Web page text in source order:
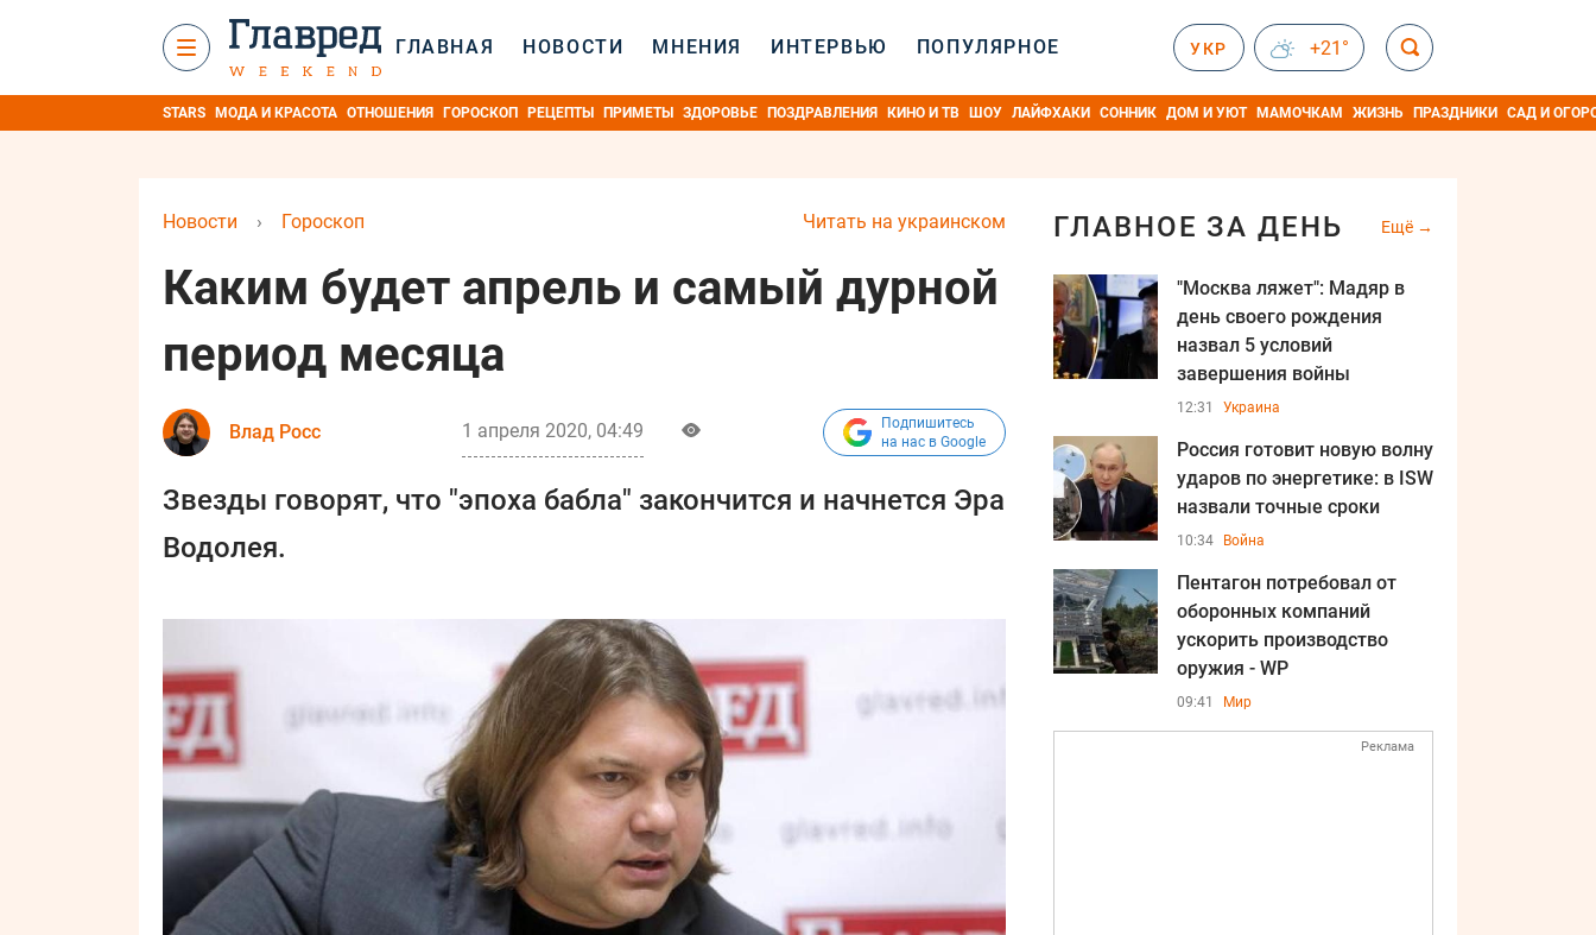
ГЛАВНАЯ НОВОСТИ МНЕНИЯ ИНТЕРВЬЮ ПОПУЛЯРНОЕ УКР +21°
STARS МОДА И КРАСОТА ОТНОШЕНИЯ ГОРОСКОП РЕЦЕПТЫ ПРИМЕТЫ ЗДОРОВЬЕ ПОЗДРАВЛЕНИЯ КИНО И ТВ ШОУ ЛАЙФХАКИ СОННИК ДОМ И УЮТ МАМОЧКАМ ЖИЗНЬ ПРАЗДНИКИ САД И
Читать на украинском
Новости › Гороскоп
Каким будет апрель и самый дурной
период месяца
Влад Росс 1 апреля 2020, 04:49
Подпишитесь
на нас в Google
Звезды говорят, что "эпоха бабла" закончится и начнется Эра
Водолея.
ГЛАВНОЕ ЗА ДЕНЬ Ещё
"Москва ляжет": Мадяр в
день своего рождения
назва л 5 условий
завершения войны
12:31 Украина
Россия готовит новую волну
ударов по энергетике: в ISW
назвали точные сроки
10:34 Война
Пентагон потребовал от
оборонных компаний
ускорить производство
оружия - WP
09:41 Мир
Реклама